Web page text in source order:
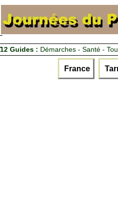
12 Guides : Démarches - Santé -
France